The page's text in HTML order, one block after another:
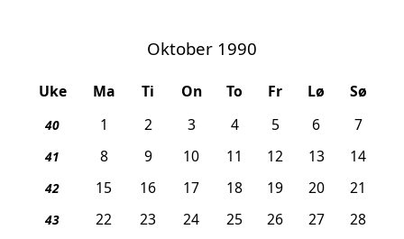
Oktober 1990
Uke Ma Ti On To Fr Lø Sø
40 1 2 3 4 5 6 7
41 8 9 10 11 12 13 14
42 15 16 17 18 19 20 21
43 22 23 24 25 26 27 28